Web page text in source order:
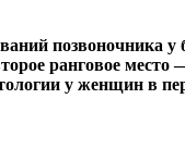
позвоночника
ранговое место
у женщин в